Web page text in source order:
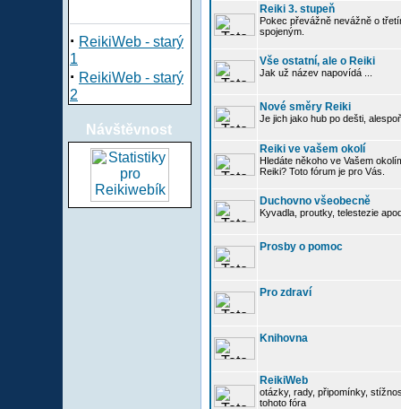
· ReikiWeb - starý
1
· ReikiWeb - starý
2
Návštěvnost
Reiki 3. stupeň
Pokec převážně nevážně o
spojeným.
Vše ostatní, ale o Reiki
Jak už název napovídá ...
Nové směry Reiki
Je jich jako hub po dešti,
Reiki ve vašem okolí
Hledáte někoho ve Vašem
Reiki? Toto fórum je pro Vás.
Duchovno všeobecně
Kyvadla, proutky, telestezie
Prosby o pomoc
Pro zdraví
Knihovna
ReikiWeb
otázky, rady, připomínky,
tohoto fóra